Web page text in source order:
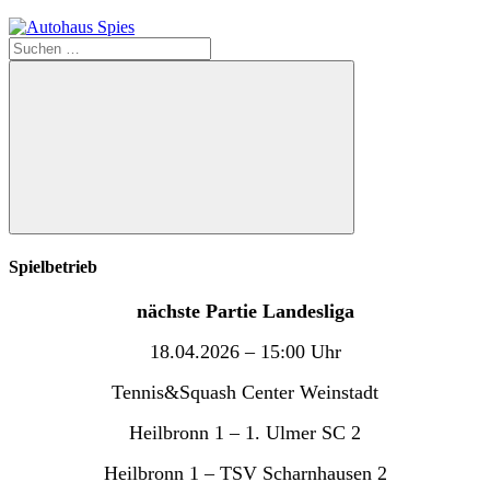
Suchen
nach:
Suchen
Spielbetrieb
nächste Partie Landesliga
18.04.2026 – 15:00 Uhr
Tennis&Squash Center Weinstadt
Heilbronn 1 – 1. Ulmer SC 2
Heilbronn 1 – TSV Scharnhausen 2